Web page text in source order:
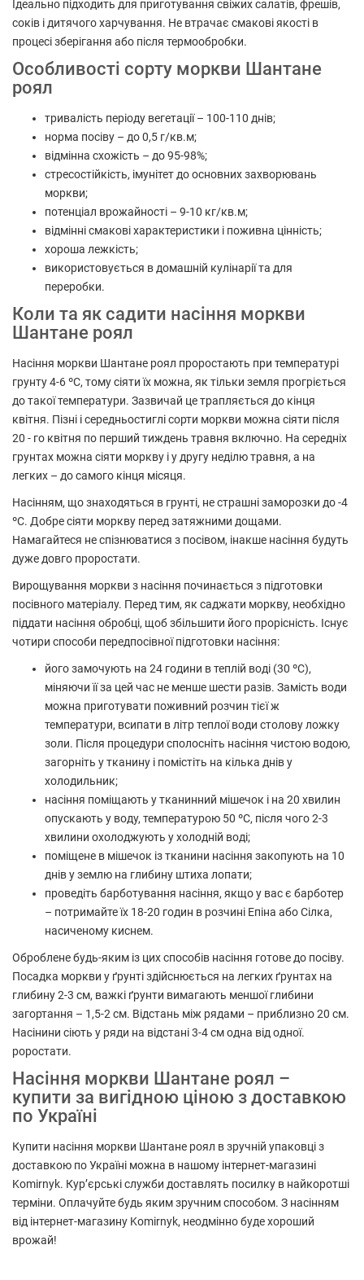
Ідеально підходить для приготування свіжих салатів, фрешів,
соків і дитячого харчування. Не втрачає смакові якості в
процесі зберігання або після термообробки.
Особливості сорту моркви Шантане
роял
тривалість періоду вегетації – 100-110 днів;
норма посіву – до 0,5 г/кв.м;
відмінна схожість – до 95-98%;
стресостійкість, імунітет до основних захворювань
моркви;
потенціал врожайності – 9-10 кг/кв.м;
відмінні смакові характеристики і поживна цінність;
хороша лежкість;
використовується в домашній кулінарії та для
переробки.
Коли та як садити насіння моркви
Шантане роял
Насіння моркви Шантане роял проростають при температурі
грунту 4-6 ºC, тому сіяти їх можна, як тільки земля прогріється
до такої температури. Зазвичай це трапляється до кінця
квітня. Пізні і середньостиглі сорти моркви можна сіяти після
20 - го квітня по перший тиждень травня включно. На середніх
грунтах можна сіяти моркву і у другу неділю травня, а на
легких – до самого кінця місяця.
Насінням, що знаходяться в грунті, не страшні заморозки до -4
ºC. Добре сіяти моркву перед затяжними дощами.
Намагайтеся не спізнюватися з посівом, інакше насіння будуть
дуже довго проростати.
Вирощування моркви з насіння починається з підготовки
посівного матеріалу. Перед тим, як саджати моркву, необхідно
піддати насіння обробці, щоб збільшити його прорісність. Існує
чотири способи передпосівної підготовки насіння:
його замочують на 24 години в теплій воді (30 ºC),
міняючи її за цей час не менше шести разів. Замість води
можна приготувати поживний розчин тієї ж
температури, всипати в літр теплої води столову ложку
золи. Після процедури сполосніть насіння чистою водою,
загорніть у тканину і помістіть на кілька днів у
холодильник;
насіння поміщають у тканинний мішечок і на 20 хвилин
опускають у воду, температурою 50 ºC, після чого 2-3
хвилини охолоджують у холодній воді;
поміщене в мішечок із тканини насіння закопують на 10
днів у землю на глибину штиха лопати;
проведіть барботування насіння, якщо у вас є барботер
– потримайте їх 18-20 годин в розчині Епіна або Сілка,
насиченому киснем.
Оброблене будь-яким із цих способів насіння готове до посіву.
Посадка моркви у ґрунті здійснюється на легких ґрунтах на
глибину 2-3 см, важкі ґрунти вимагають меншої глибини
загортання – 1,5-2 см. Відстань між рядами – приблизно 20 см.
Насінини сіють у ряди на відстані 3-4 см одна від одної.
роростати.
Насіння моркви Шантане роял –
купити за вигідною ціною з доставкою
по Україні
Купити насіння моркви Шантане роял в зручній упаковці з
доставкою по Україні можна в нашому інтернет-магазині
Komirnyk. Кур’єрські служби доставлять посилку в найкоротші
терміни. Оплачуйте будь яким зручним способом. З насінням
від інтернет-магазину Komirnyk, неодмінно буде хороший
врожай!